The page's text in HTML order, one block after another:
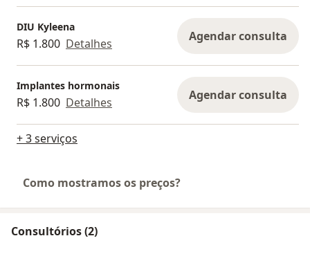
DIU Kyleena
R$ 1.800 Detalhes Agendar consulta
Implantes hormonais
R$ 1.800 Detalhes Agendar consulta
+ 3 serviços
Como mostramos os preços?
Consultórios (2)